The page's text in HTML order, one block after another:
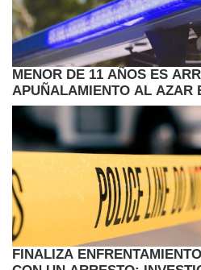
MENOR DE 11 AÑOS ES
APUÑALAMIENTO AL AZAR
FINALIZA